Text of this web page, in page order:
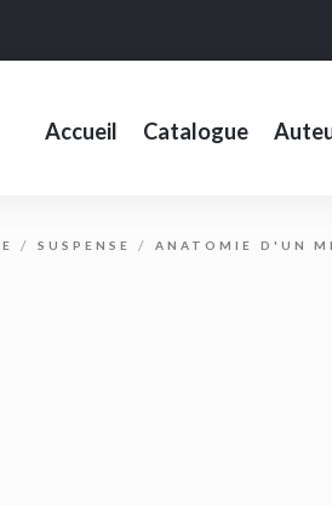
Accueil Catalogue
SUSPENSE ANATOMIE D'UN